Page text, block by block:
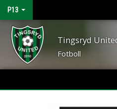
P13
Tingsryd
Fotboll